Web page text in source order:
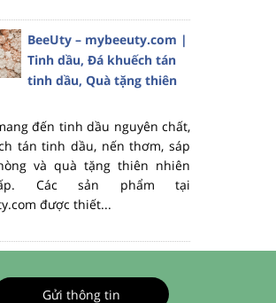
BeeUty – mybeeuty.com |
Tinh dầu, Đá khuếch tán
tinh dầu, Quà tặng thiên
đến tinh dầu nguyên chất,
tán tinh dầu, nến thơm, sáp
và quà tặng thiên nhiên
Các sản phẩm tại
được thiết...